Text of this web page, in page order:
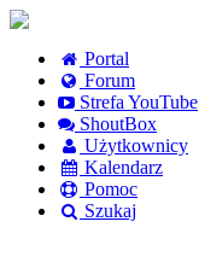
Portal
Forum
Strefa YouTube
ShoutBox
Użytkownicy
Kalendarz
Pomoc
Szukaj